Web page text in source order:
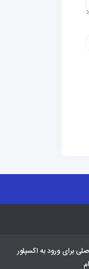
برای ورود به اکسپلور